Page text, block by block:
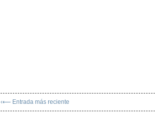
‹⟵ Entrada más reciente